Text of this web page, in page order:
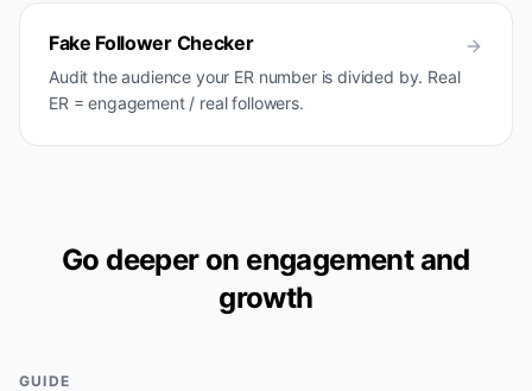
Fake Follower Checker
Audit the audience your ER number is divided by. Real
ER = engagement / real followers.
Go deeper on engagement and
growth
GUIDE